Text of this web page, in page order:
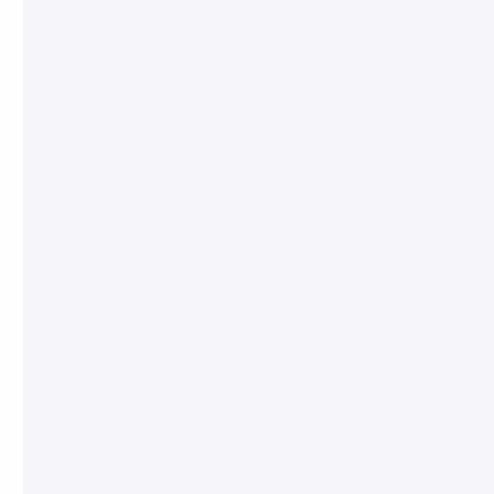
transition:all .5s ease;